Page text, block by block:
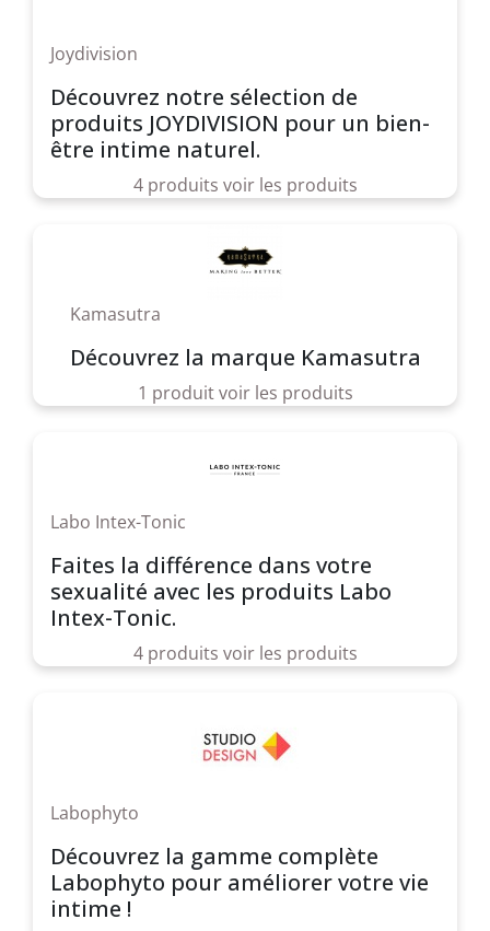
Joydivision
Découvrez notre sélection de
produits JOYDIVISION pour un bien-
être intime naturel.
4 produits voir les produits
Kamasutra
Découvrez la marque Kamasutra
1 produit voir les produits
Labo Intex-Tonic
Faites la différence dans votre
sexualité avec les produits Labo
Intex-Tonic.
4 produits voir les produits
Labophyto
Découvrez la gamme complète
Labophyto pour améliorer votre vie
intime !